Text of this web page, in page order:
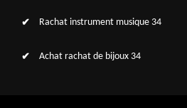
Rachat instrument musique 34
Achat rachat de bijoux 34